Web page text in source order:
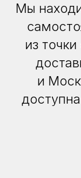
Мы
из
и